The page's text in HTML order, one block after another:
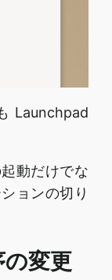
Launchpad
動だけでな
ョンの切り
変更